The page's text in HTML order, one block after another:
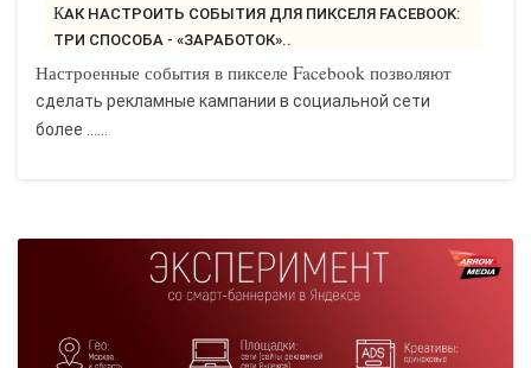
КАК НАСТРОИТЬ СОБЫТИЯ ДЛЯ ПИКСЕЛЯ FACEBOOK:
ТРИ СПОСОБА - «ЗАРАБОТОК»..
Настроенные события в пикселе Facebook позволяют
сделать рекламные кампании в социальной сети
более ......